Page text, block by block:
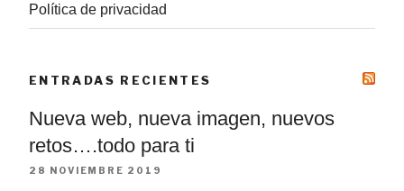
Política de privacidad
ENTRADAS RECIENTES
Nueva web, nueva imagen, nuevos
retos….todo para ti
28 NOVIEMBRE 2019